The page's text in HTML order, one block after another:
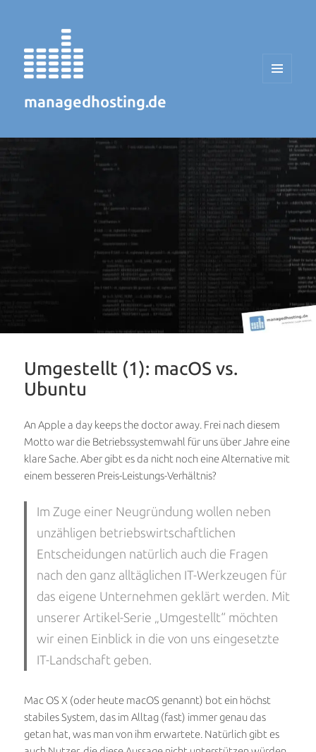
managedhosting.de
Umgestellt (1): macOS vs.
Ubuntu
An Apple a day keeps the doctor away. Frei nach diesem
Motto war die Betriebssystemwahl für uns über Jahre eine
klare Sache. Aber gibt es da nicht noch eine Alternative mit
einem besseren Preis-Leistungs-Verhältnis?
Im Zuge einer Neugründung wollen neben
unzähligen betriebswirtschaftlichen
Entscheidungen natürlich auch die Fragen
nach den ganz alltäglichen IT-Werkzeugen für
das eigene Unternehmen geklärt werden. Mit
unserer Artikel-Serie „Umgestellt“ möchten
wir einen Einblick in die von uns eingesetzte
IT-Landschaft geben.
Mac OS X (oder heute macOS genannt) bot ein höchst
stabiles System, das im Alltag (fast) immer genau das
getan hat, was man von ihm erwartete. Natürlich gibt es